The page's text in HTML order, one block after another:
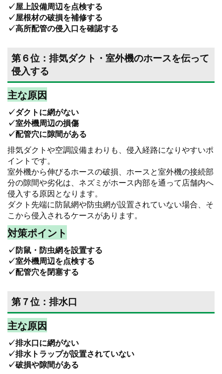
✓屋上設備周辺を点検する
✓屋根材の破損を補修する
✓高所配管の侵入口を確認する
第６位：排気ダクト・室外機のホースを伝って
侵入する
主な原因
✓ダクトに網がない
✓室外機周辺の損傷
✓配管穴に隙間がある
排気ダクトや空調設備まわりも、侵入経路になりやすいポ
イントです。
室外機から伸びるホースの破損、ホースと室外機の接続部
分の隙間や劣化は、ネズミがホース内部を通って店舗内へ
侵入する原因となります。
ダクト先端に防鼠網や防虫網が設置されていない場合、そ
こから侵入されるケースがあります。
対策ポイント
✓防鼠・防虫網を設置する
✓室外機周辺を点検する
✓配管穴を閉塞する
第７位：排水口
主な原因
✓排水口に網がない
✓排水トラップが設置されていない
✓破損や隙間がある